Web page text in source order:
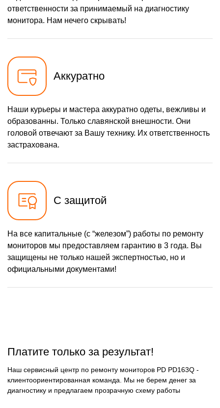
ответственности за принимаемый на диагностику
монитора. Нам нечего скрывать!
Аккуратно
Наши курьеры и мастера аккуратно одеты, вежливы и
образованны. Только славянской внешности. Они
головой отвечают за Вашу технику. Их ответственность
застрахована.
С защитой
На все капитальные (с “железом”) работы по ремонту
мониторов мы предоставляем гарантию в 3 года. Вы
защищены не только нашей экспертностью, но и
официальными документами!
Платите только за результат!
Наш сервисный центр по ремонту мониторов PD PD163Q -
клиентоориентированная команда. Мы не берем денег за
диагностику и предлагаем прозрачную схему работы